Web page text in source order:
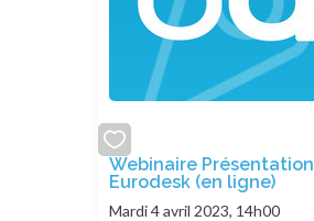
add
or
remove
Webinaire Présentation
Eurodesk (en ligne)
Mardi 4 avril 2023, 14h00